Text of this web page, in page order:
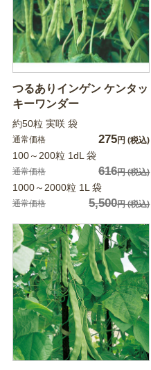
つるありインゲン ケンタッ
キーワンダー
約50粒 実咲 袋
通常価格 275円 (税込)
100～200粒 1dL 袋
通常価格 616円(税込)
1000～2000粒 1L 袋
通常価格 5,500円(税込)